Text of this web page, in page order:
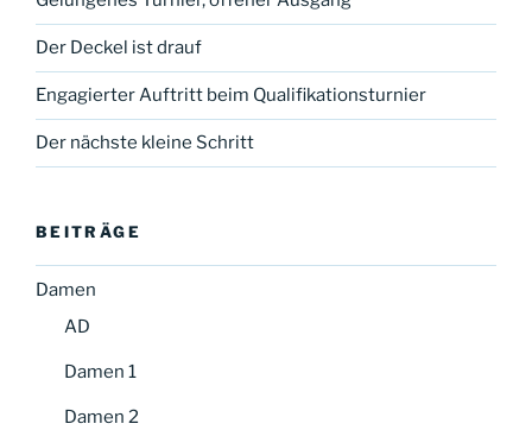
Der Deckel ist drauf
Engagierter Auftritt beim Qualifikationsturnier
Der nächste kleine Schritt
BEITRÄGE
Damen
AD
Damen 1
Damen 2